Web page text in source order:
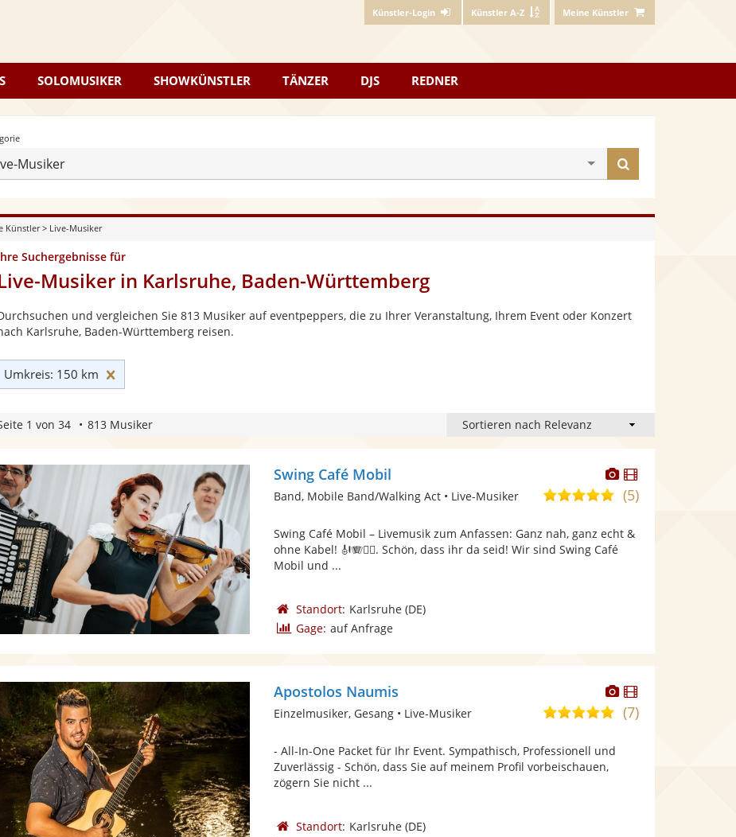
Künstler-Login Künstler A-Z Meine Künstler
SOLOMUSIKER SHOWKÜNSTLER TÄNZER DJS REDNER
Musiker
finden
Künstler> Live-Musiker
Suchergebnisse für
Musiker in Karlsruhe, Baden-Württemberg
und vergleichen Sie 813 Musiker auf eventpeppers, die zu Ihrer Veranstaltung, Ihrem Event oder Konzert
Karlsruhe, Baden-Württemberg reisen.
Umkreis: 150 km
1 von 34 813 Musiker
Dieser
Künstler
stellt
bereit.
Dieser
Künstler
Swing Café Mobil
5,0
5
Sternen
(5)
Band, Mobile Band/Walking Act • Live-Musiker
Swing Café Mobil – Livemusik zum Anfassen: Ganz nah, ganz echt &
ohne Kabel! 🎻🪗🚶‍♂️. Schön, dass ihr da seid! Wir sind Swing Café
Mobil und ...
Standort: Karlsruhe(DE)
Gage: auf Anfrage
Dieser
Künstler
stellt
Dieser
Künstler
Apostolos Naumis
5,0
5
(7)
Einzelmusiker, Gesang • Live-Musiker
- All-In-One Packet für Ihr Event. Sympathisch, Professionell und
Zuverlässig - Schön, dass Sie auf meinem Profil vorbeischauen,
zögern Sie nicht ...
Standort: Karlsruhe(DE)